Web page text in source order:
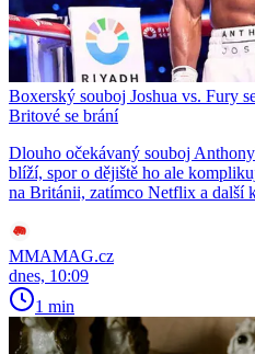
Boxerský souboj Joshua vs. Fury
Britové se brání
Dlouho očekávaný souboj
blíží, spor o dějiště ho ale
na Británii, zatímco Netflix a další
MMAMAG.cz
dnes, 10:09
1 min